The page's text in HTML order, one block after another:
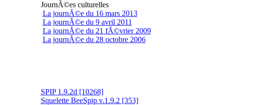
JournÃ©es culturelles
La journÃ©e du 16 mars 2013
La journÃ©e du 9 avril 2011
La journÃ©e du 21 fÃ©vrier 2009
La journÃ©e du 28 octobre 2006
SPIP 1.9.2d [10268]
Squelette BeeSpip v.1.9.2 [353]